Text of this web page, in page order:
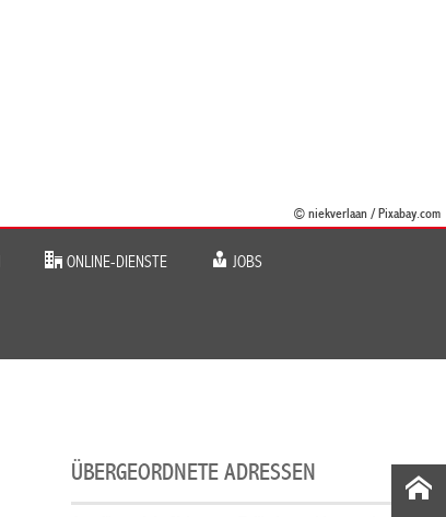
© niekverlaan / Pixabay.com
ONLINE-DIENSTE JOBS
ÜBERGEORDNETE ADRESSEN